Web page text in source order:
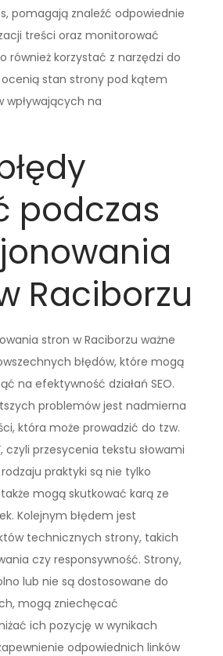
pomagają znaleźć odpowiednie
treści oraz monitorować
również korzystać z narzędzi do
ocenią stan strony pod kątem
wpływających na
podczas
Raciborzu
stron w Raciborzu ważne
błędów, które mogą
na efektywność działań SEO.
problemów jest nadmierna
która może prowadzić do tzw.
czyli przesycenia tekstu słowami
praktyki są nie tylko
mogą skutkować karą ze
Kolejnym błędem jest
technicznych strony, takich
czy responsywność. Strony,
lub nie są dostosowane do
mogą zniechęcać
ich pozycję w wynikach
odpowiednich linków